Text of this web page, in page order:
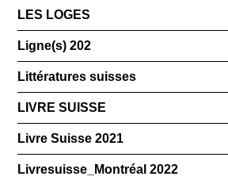
LES LOGES
Ligne(s) 202
Littératures suisses
LIVRE SUISSE
Livre Suisse 2021
Livresuisse_Montréal 2022